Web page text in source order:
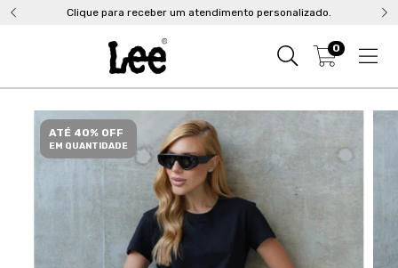
Clique para receber um atendimento personalizado.
0
ATÉ 40% OFF
EM QUANTIDADE